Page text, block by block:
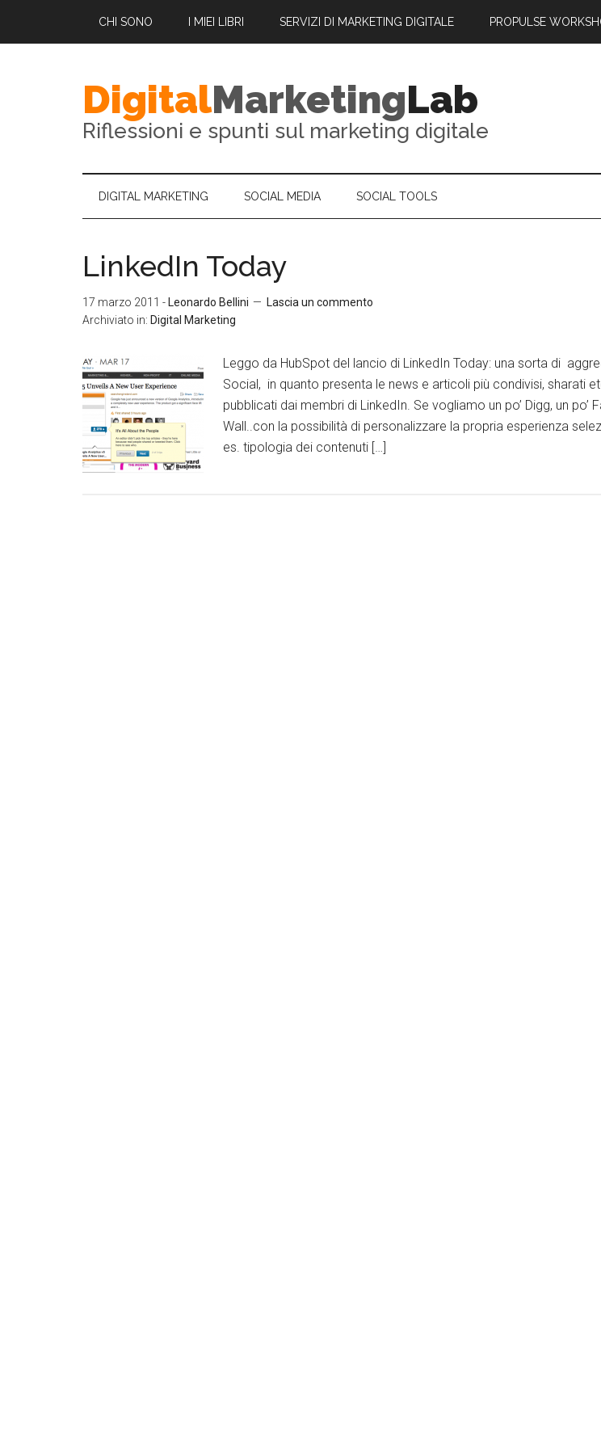
CHI SONO I MIEI LIBRI SERVIZI DI MARKETING DIGITALE PROPULSE
DigitalMarketingLab
Riflessioni e spunti sul marketing digitale
DIGITAL MARKETING SOCIAL MEDIA SOCIAL TOOLS
LinkedIn Today
17 marzo 2011 - Leonardo Bellini
Lascia un commento
Archiviato in: Digital Marketing
Leggo da HubSpot del lancio di LinkedIn Today: una sorta di
Social, in quanto presenta le news e articoli più condivisi, sharati
pubblicati dai membri di LinkedIn. Se vogliamo un po’ Digg, un po’
Wall..con la possibilità di personalizzare la propria esperienza
es. tipologia dei contenuti […]